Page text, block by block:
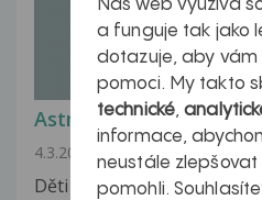
Astma může mít i
4.3.2009
Děti narozené 4 měsíce
Náš web využívá
a funguje tak jako
dotazuje, aby vám
pomoci. My takto
technické,
informace,
neustále
pomohli.